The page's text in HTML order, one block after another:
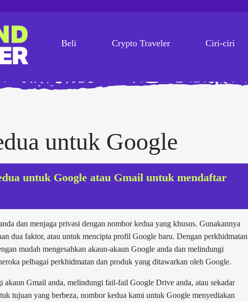
Beli Crypto Traveler Ciri-ciri
untuk Google
untuk Google atau Gmail untuk mendaftar
dan menjaga privasi dengan nombor kedua yang khusus. Gunakannya
dua faktor, atau untuk mencipta profil Google baru. Dengan perkhidmatan
mudah mengesahkan akaun-akaun Google anda dan melindungi
pelbagai perkhidmatan dan produk yang ditawarkan oleh Google.
akaun Gmail anda, melindungi fail-fail Google Drive anda, atau sekadar
tujuan yang berbeza, nombor kedua kami untuk Google menyediakan